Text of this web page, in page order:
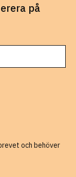
på
och behöver